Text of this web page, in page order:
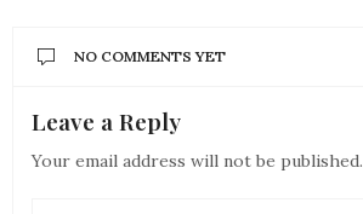
NO COMMENTS YET
Leave a Reply
Your email address will not be published.